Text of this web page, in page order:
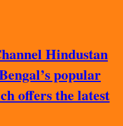
Hindustan
popular
offers the latest